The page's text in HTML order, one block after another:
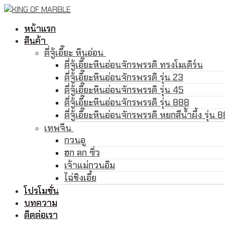
Skip
content
Menu
Close
หน้าแรก
สินค้า
ตี่จู้เอี๊ยะ หินอ่อน
ตี่จู้เอี๊ยะหินอ่อนจักรพรรดิ ทรงโมเดิร์น
ตี่จู้เอี๊ยะหินอ่อนจักรพรรดิ รุ่น 23
ตี่จู้เอี๊ยะหินอ่อนจักรพรรดิ รุ่น 45
ตี่จู้เอี๊ยะหินอ่อนจักรพรรดิ รุ่น 888
ตี่จู้เอี๊ยะหินอ่อนจักรพรรดิ หยกสีน้ำผึ้ง รุ่น
เทพจีน
กวนอู
ฮก ลก ซิ่ว
เจ้าแม่กวนอิม
ไฉ่ชิงเอี้ย
โปรโมชั่น
บทความ
ติดต่อเรา